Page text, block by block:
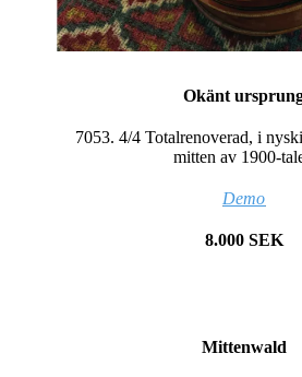
Okänt
7053. 4/4 Totalrenoverad, i
mitten av 1900-
Demo
8.000 SEK
Mittenwald